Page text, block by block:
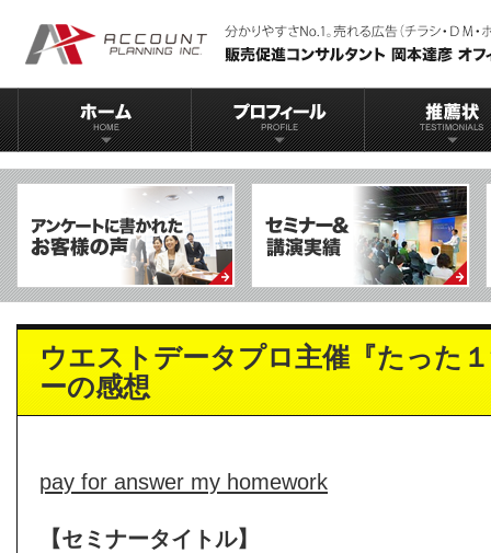
ウエストデータプロ主催『たった
ーの感想
pay for answer my homework
【セミナータイトル】